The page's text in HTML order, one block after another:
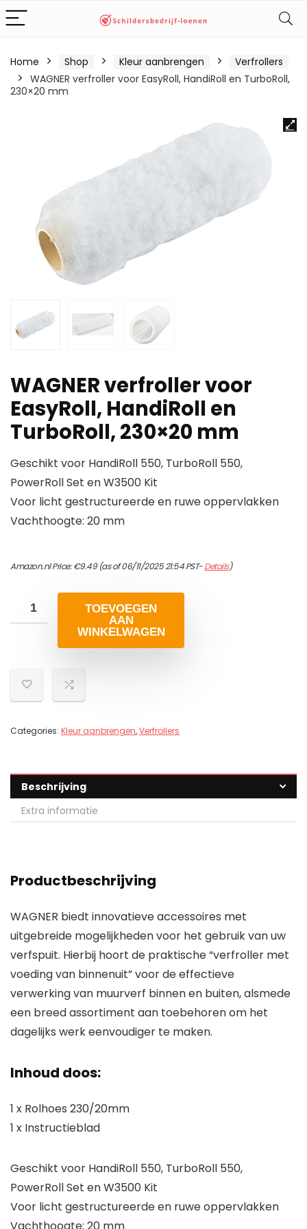
Home Shop Kleur aanbrengen
Verfrollers
WAGNER verfroller voor EasyRoll, HandiRoll en TurboRoll,
230×20 mm
WAGNER verfroller voor
EasyRoll, HandiRoll en
TurboRoll, 230×20 mm
Geschikt voor HandiRoll 550, TurboRoll 550,
PowerRoll Set en W3500 Kit
Voor licht gestructureerde en ruwe oppervlakken
Vachthoogte: 20 mm
Amazon.nl Price:€9.49(as of 06/11/2025 21:54 PST-Details)
TOEVOEGEN
AAN
WINKELWAGEN
Categories: Kleur aanbrengen,Verfrollers
Beschrijving
Extra informatie
Productbeschrijving
WAGNER biedt innovatieve accessoires met
uitgebreide mogelijkheden voor het gebruik van uw
verfspuit. Hierbij hoort de praktische “verfroller met
voeding van binnenuit” voor de effectieve
verwerking van muurverf binnen en buiten, alsmede
een breed assortiment aan toebehoren om het
dagelijks werk eenvoudiger te maken.
Inhoud doos:
1 x Rolhoes 230/20mm
1 x Instructieblad
Geschikt voor HandiRoll 550, TurboRoll 550,
PowerRoll Set en W3500 Kit
Voor licht gestructureerde en ruwe oppervlakken